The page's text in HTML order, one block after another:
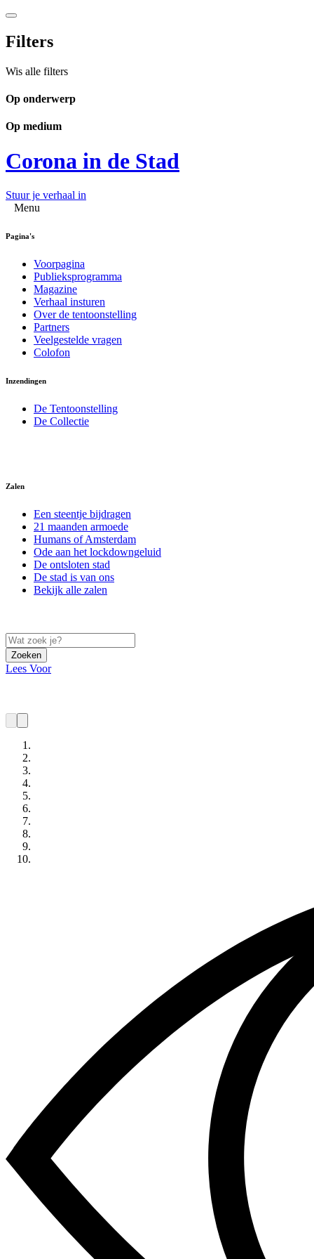
Filters
Wis alle filters
Op onderwerp
Op medium
Corona in de Stad
Stuur je verhaal in
Menu
Pagina's
Voorpagina
Publieksprogramma
Magazine
Verhaal insturen
Over de tentoonstelling
Partners
Veelgestelde vragen
Colofon
Inzendingen
De Tentoonstelling
De Collectie
Zalen
Een steentje bijdragen
21 maanden armoede
Humans of Amsterdam
Ode aan het lockdowngeluid
De ontsloten stad
De stad is van ons
Bekijk alle zalen
Zoeken
Lees Voor